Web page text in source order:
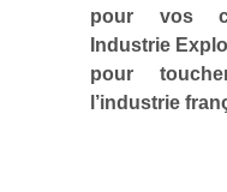
pour vos
Industrie
pour
l’industrie